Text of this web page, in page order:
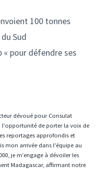
100 tonnes
Sud
« pour défendre ses
dévoué pour Consulat
l'opportunité de porter la voix de
reportages approfondis et
mon arrivée dans l'équipe au
je m'engage à dévoiler les
Madagascar, affirmant notre